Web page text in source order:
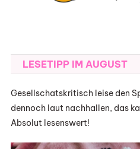
LESETIPP IM AUGUST
Gesellschatskritisch leise den
dennoch laut nachhallen, das
Absolut lesenswert!